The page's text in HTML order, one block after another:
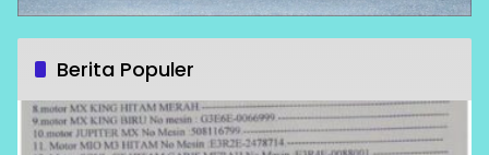
Berita Populer